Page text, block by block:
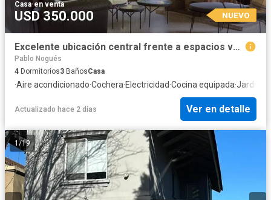
Casa·en venta
USD 350.000 NUEVO
Excelente ubicación central frente a espacios verdes ,4 dormitorios
Pablo Nogués
4 Dormitorios3 BañosCasa
·Aire acondicionado·Cochera·Electricidad·Cocina equipada·Jardín
Actualizado hace 2 días Ver en detalle
1 /19